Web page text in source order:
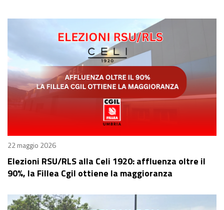
22 maggio 2026
Elezioni RSU/RLS alla Celi 1920: affluenza oltre il
90%, la Fillea Cgil ottiene la maggioranza